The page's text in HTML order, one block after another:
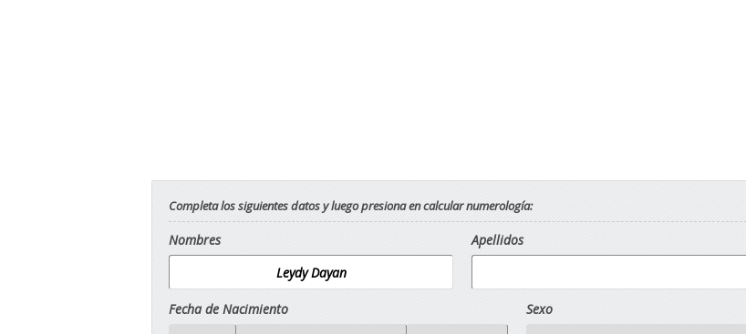
Completa los siguientes datos y luego presiona en calcular numerología:
Nombres Apellidos
Fecha de Nacimiento Sexo